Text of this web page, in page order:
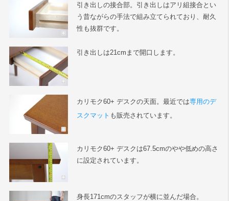
引き出しの接合部。引き出しはアリ組接合とい
う昔ながらの手法で組み立てられており、耐久
性も抜群です。
引き出しは21cmまで開口します。
カリモク60+ デスクの天面。最近では専用のデ
スクマット も販売されています。
カリモク60+ デスクは67.5cmのやや低めの高さ
に設定されています。
身長171cmのスタッフが横に並んだ場合。